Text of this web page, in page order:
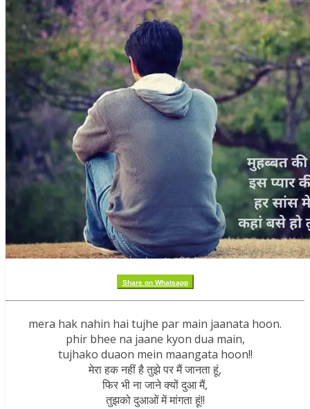
Share on Whatsapp
mera hak nahin hai tujhe par main jaanata hoon.
phir bhee na jaane kyon dua main,
tujhako duaon mein maangata hoon!!
मेरा हक नहीं है तुझे पर मैं जानता हूं,
फिर भी ना जाने क्यों दुआ मैं,
तुझको दुआओं में मांगता हूं!!